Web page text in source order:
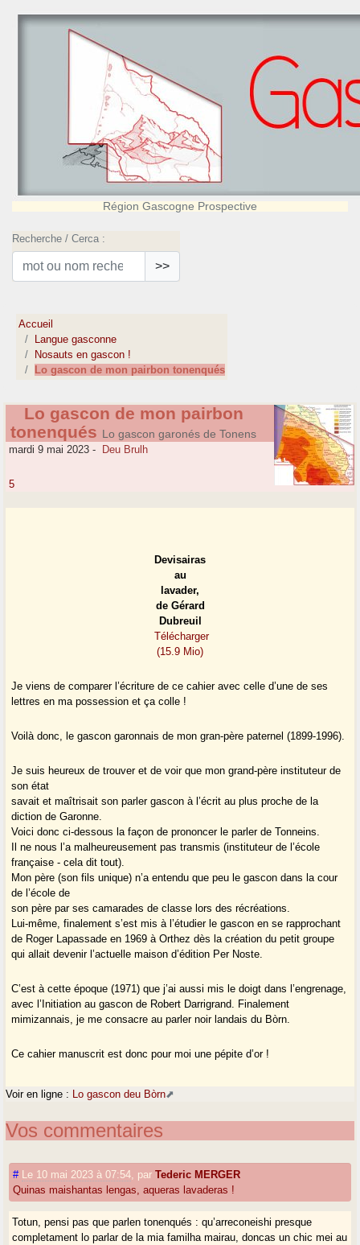
Région Gascogne Prospective
Recherche / Cerca :
>>
Accueil
Langue gasconne
Nosauts en gascon !
Lo gascon de mon pairbon tonenqués
Lo gascon de mon pairbon
tonenqués Lo gascon garonés de Tonens
mardi 9 mai 2023 - Deu Brulh
5
Devisairas
au
lavader,
de Gérard
Dubreuil
Télécharger
(15.9 Mio)
Je viens de comparer l’écriture de ce cahier avec celle d’une de ses
lettres en ma possession et ça colle !
Voilà donc, le gascon garonnais de mon gran-père paternel (1899-1996).
Je suis heureux de trouver et de voir que mon grand-père instituteur de
son état
savait et maîtrisait son parler gascon à l’écrit au plus proche de la
diction de Garonne.
Voici donc ci-dessous la façon de prononcer le parler de Tonneins.
Il ne nous l’a malheureusement pas transmis (instituteur de l’école
française - cela dit tout).
Mon père (son fils unique) n’a entendu que peu le gascon dans la cour
de l’école de
son père par ses camarades de classe lors des récréations.
Lui-même, finalement s’est mis à l’étudier le gascon en se rapprochant
de Roger Lapassade en 1969 à Orthez dès la création du petit groupe
qui allait devenir l’actuelle maison d’édition Per Noste.
C’est à cette époque (1971) que j’ai aussi mis le doigt dans l’engrenage,
avec l’Initiation au gascon de Robert Darrigrand. Finalement
mimizannais, je me consacre au parler noir landais du Bòrn.
Ce cahier manuscrit est donc pour moi une pépite d’or !
Voir en ligne : Lo gascon deu Bòrn
Vos commentaires
# Le 10 mai 2023 à 07:54 parTederic MERGER
Quinas maishantas lengas, aqueras lavaderas !
Totun, pensi pas que parlen tonenqués : qu’arreconeishi presque
completament lo parlar de la mia familha mairau, doncas un chic mei au